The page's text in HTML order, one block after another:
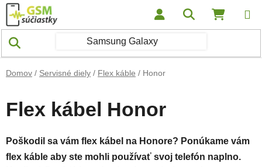
Prejsť na obsah Hľadať
Domov / Servisné diely / Flex káble / Honor
Flex kábel Honor
Poškodil sa vám flex kábel na Honore? Ponúkame vám
flex káble aby ste mohli používať svoj telefón naplno.